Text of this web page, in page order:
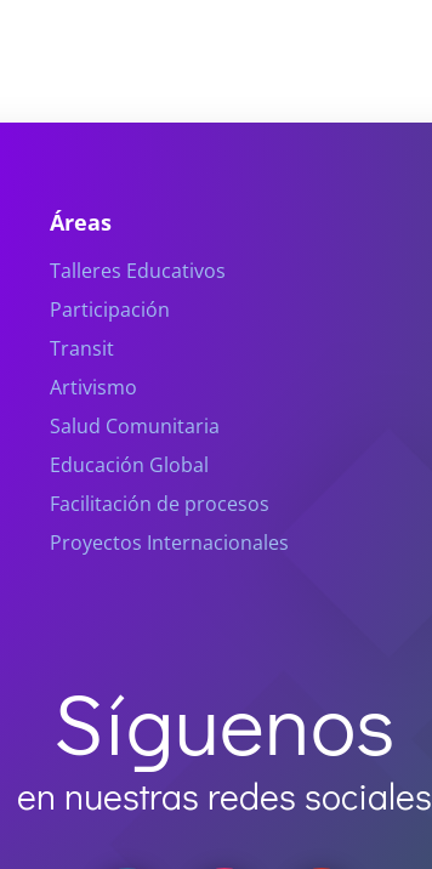
Áreas
Talleres Educativos
Participación
Transit
Artivismo
Salud Comunitaria
Educación Global
Facilitación de procesos
Proyectos Internacionales
Síguenos
en nuestras redes sociales